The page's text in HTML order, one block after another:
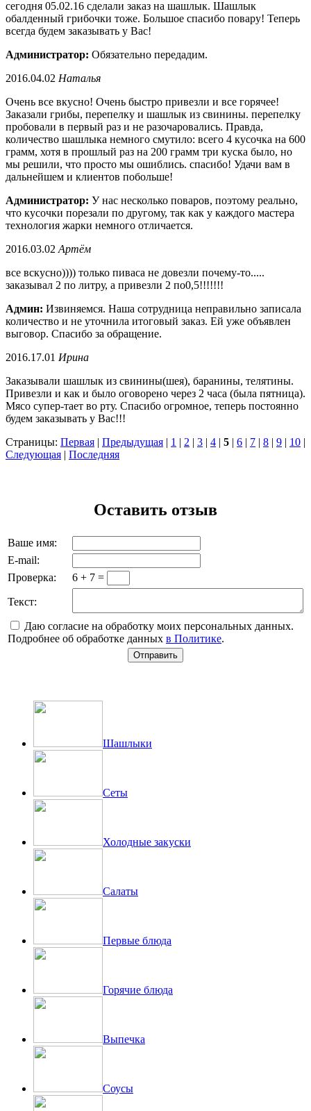
сегодня 05.02.16 сделали заказ на шашлык. Шашлык
обалденный грибочки тоже. Большое спасибо повару! Теперь
всегда будем заказывать у Вас!
Администратор: Обязательно передадим.
2016.04.02 Наталья
Очень все вкусно! Очень быстро привезли и все горячее!
Заказали грибы, перепелку и шашлык из свинины. перепелку
пробовали в первый раз и не разочаровались. Правда,
количество шашлыка немного смутило: всего 4 кусочка на 600
грамм, хотя в прошлый раз на 200 грамм три куска было, но
мы решили, что просто мы ошиблись. спасибо! Удачи вам в
дальнейшем и клиентов побольше!
Администратор: У нас несколько поваров, поэтому реально,
что кусочки порезали по другому, так как у каждого мастера
технология жарки немного отличается.
2016.03.02 Артём
все вскусно)))) только пиваса не довезли почему-то.....
заказывал 2 по литру, а привезли 2 по0,5!!!!!!!
Админ: Извиняемся. Наша сотрудница неправильно записала
количество и не уточнила итоговый заказ. Ей уже объявлен
выговор. Спасибо за обращение.
2016.17.01 Ирина
Заказывали шашлык из свинины(шея), баранины, телятины.
Привезли и как и было оговорено через 2 часа (была пятница).
Мясо супер-тает во рту. Спасибо огромное, теперь постоянно
будем заказывать у Вас!!!
Страницы: Первая | Предыдущая | 1 | 2 | 3 | 4 | 5 | 6 | 7 | 8 | 9 | 10 |
Следующая | Последняя
Оставить отзыв
Ваше имя:
E-mail:
Проверка:
6 + 7 =
Текст:
Даю согласие на обработку моих персональных данных.
Подробнее об обработке данных в Политике.
Шашлыки
Сеты
Холодные закуски
Салаты
Первые блюда
Горячие блюда
Выпечка
Соусы